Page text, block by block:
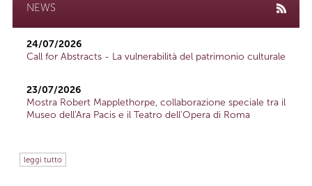
NEWS
24/07/2026
Call for Abstracts - La vulnerabilità del patrimonio culturale
23/07/2026
Mostra Robert Mapplethorpe, collaborazione speciale tra il
Museo dell'Ara Pacis e il Teatro dell'Opera di Roma
leggi tutto